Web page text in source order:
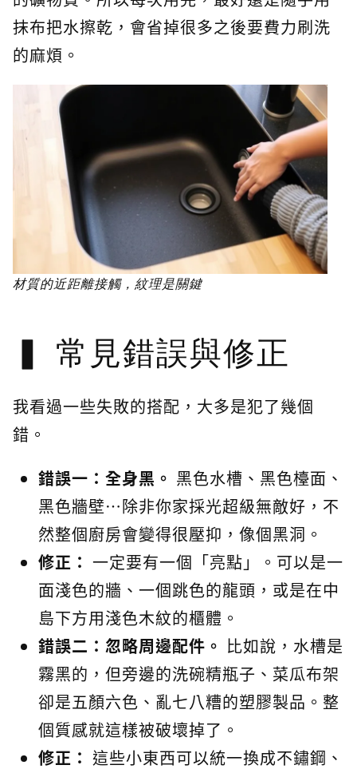
抹布把水擦乾，會省掉很多之後要費力刷洗
的麻煩。
材質的近距離接觸，紋理是關鍵
常見錯誤與修正
我看過一些失敗的搭配，大多是犯了幾個
錯。
錯誤一：全身黑。 黑色水槽、黑色檯面、
黑色牆壁…除非你家採光超級無敵好，不
然整個廚房會變得很壓抑，像個黑洞。
修正： 一定要有一個「亮點」。可以是一
面淺色的牆、一個跳色的龍頭，或是在中
島下方用淺色木紋的櫃體。
錯誤二：忽略周邊配件。 比如說，水槽是
霧黑的，但旁邊的洗碗精瓶子、菜瓜布架
卻是五顏六色、亂七八糟的塑膠製品。整
個質感就這樣被破壞掉了。
修正： 這些小東西可以統一換成不鏽鋼、